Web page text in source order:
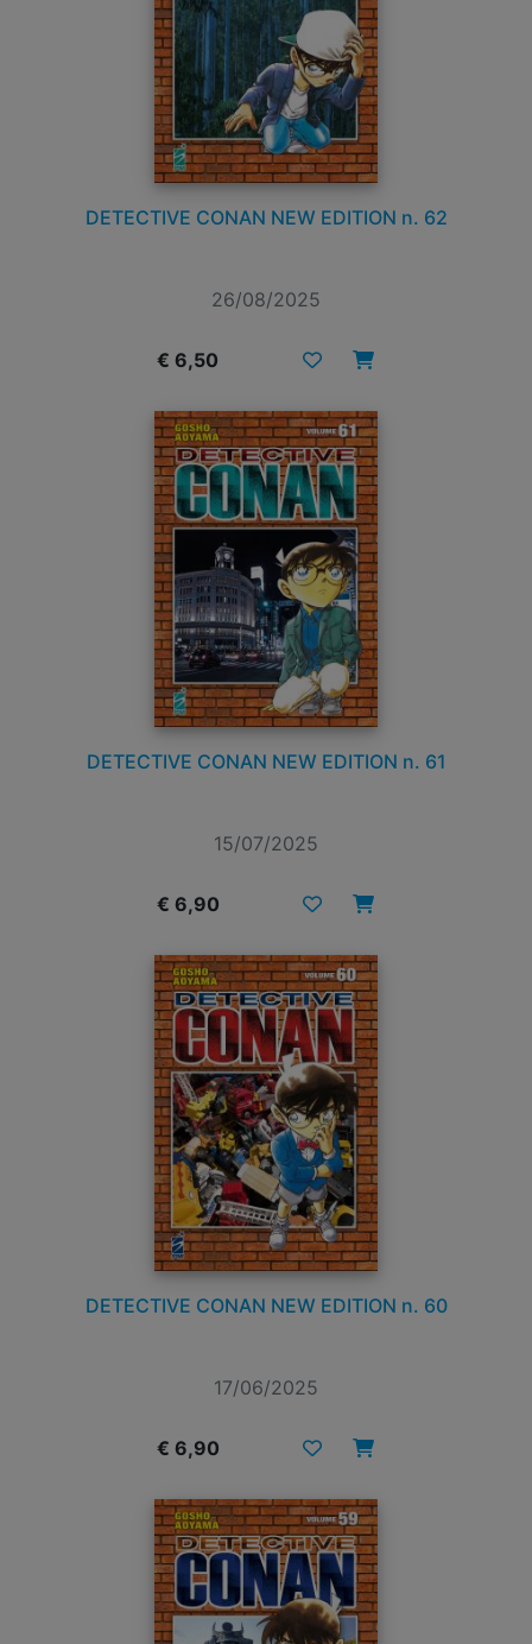
DETECTIVE CONAN NEW EDITION n. 62
26/08/2025
€ 6,50
DETECTIVE CONAN NEW EDITION n. 61
15/07/2025
€ 6,90
DETECTIVE CONAN NEW EDITION n. 60
17/06/2025
€ 6,90